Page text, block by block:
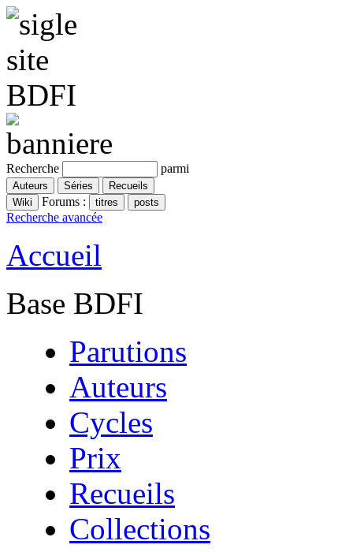
Recherche parmi
Forums :
Recherche avancée
Accueil
Base BDFI
Parutions
Auteurs
Cycles
Prix
Recueils
Collections